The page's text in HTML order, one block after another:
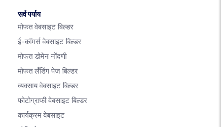
सर्व पर्याय
मोफत वेबसाइट बिल्डर
ई-कॉमर्स वेबसाइट बिल्डर
मोफत डोमेन नोंदणी
मोफत लँडिंग पेज बिल्डर
व्यवसाय वेबसाइट बिल्डर
फोटोग्राफी वेबसाइट बिल्डर
कार्यक्रम वेबसाइट